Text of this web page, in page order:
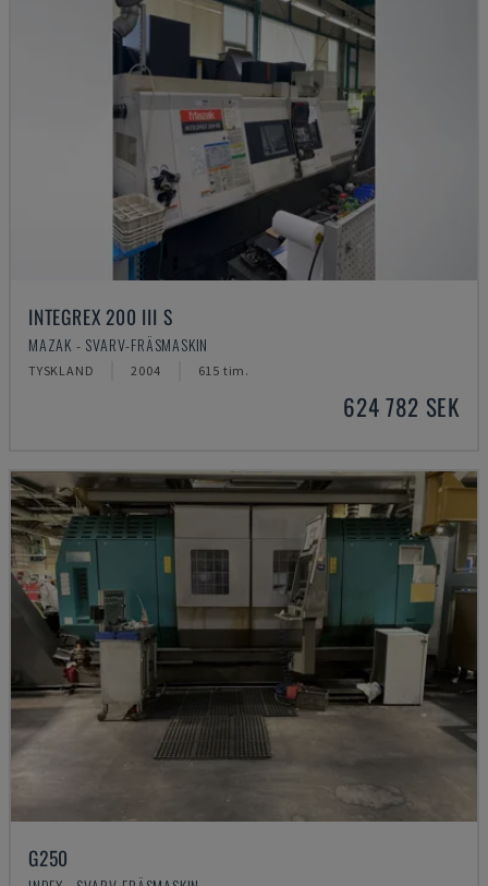
INTEGREX 200 III S
MAZAK - SVARV-FRÄSMASKIN
TYSKLAND 2004 615 tim.
624 782 SEK
G250